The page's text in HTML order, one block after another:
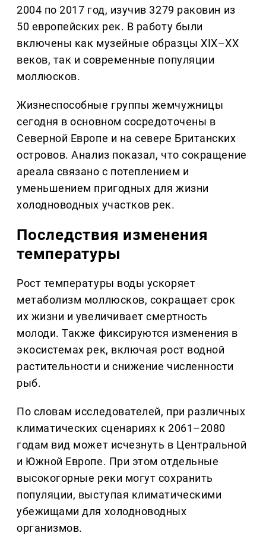
2004 по 2017 год, изучив 3279 раковин из
50 европейских рек. В работу были
включены как музейные образцы XIX–XX
веков, так и современные популяции
моллюсков.
Жизнеспособные группы жемчужницы
сегодня в основном сосредоточены в
Северной Европе и на севере Британских
островов. Анализ показал, что сокращение
ареала связано с потеплением и
уменьшением пригодных для жизни
холодноводных участков рек.
Последствия изменения
температуры
Рост температуры воды ускоряет
метаболизм моллюсков, сокращает срок
их жизни и увеличивает смертность
молоди. Также фиксируются изменения в
экосистемах рек, включая рост водной
растительности и снижение численности
рыб.
По словам исследователей, при различных
климатических сценариях к 2061–2080
годам вид может исчезнуть в Центральной
и Южной Европе. При этом отдельные
высокогорные реки могут сохранить
популяции, выступая климатическими
убежищами для холодноводных
организмов.